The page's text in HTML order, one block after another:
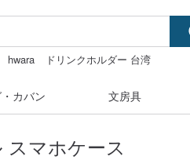
hwara
ドリンクホルダー 台湾
カバン 文房具
スマホケース